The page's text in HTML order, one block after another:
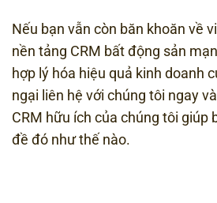
Nếu bạn vẫn còn băn khoăn về
nền tảng CRM bất động sản
hợp lý hóa hiệu quả kinh doanh
ngại liên hệ với chúng tôi ngay
CRM hữu ích của chúng tôi giúp
đề đó như thế nào.